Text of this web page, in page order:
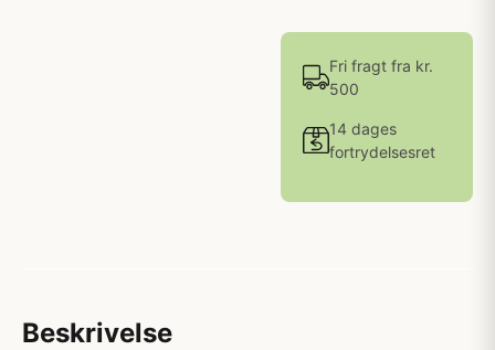
Fri fragt fra kr.
500
14 dages
fortrydelsesret
Beskrivelse